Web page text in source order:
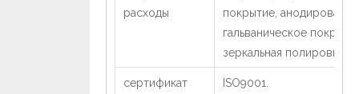
расходы
покрытие,
гальваническое
зеркальная полировка.
сертификат ISO9001.